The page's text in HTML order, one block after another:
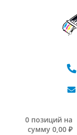
0 позиций на
сумму 0,00 ₽